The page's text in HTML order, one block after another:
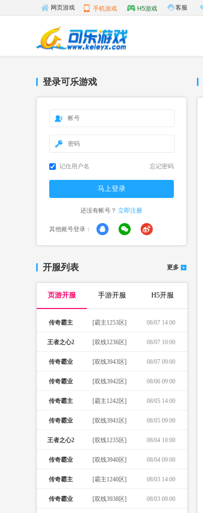
网页游戏 手机游戏 H5游戏 客服
登录可乐游戏
记住用户名 忘记密码
还没有帐号？ 立即注册
其他账号登录：
开服列表 更多
页游开服 手游开服 H5开服
传奇霸主 [霸主1253区] 08/07 14:00
王者之心2 [双线1236区] 08/07 10:00
传奇霸业 [双线3943区] 08/07 09:00
传奇霸业 [双线3942区] 08/06 09:00
传奇霸主 [霸主1242区] 08/05 14:00
传奇霸业 [双线3941区] 08/05 09:00
王者之心2 [双线1235区] 08/04 10:00
传奇霸业 [双线3940区] 08/04 09:00
传奇霸主 [霸主1240区] 08/03 14:00
传奇霸业 [双线3938区] 08/03 09:00